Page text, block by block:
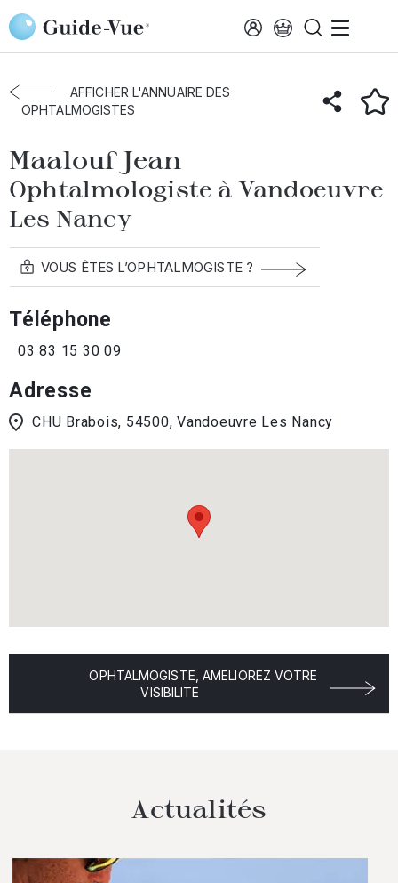
Aller au contenu principal
Accueil Annuaire des ophtalmologistes
Vandoeuvre-Nancy
Maalouf Jean
AFFICHER L'ANNUAIRE DES
OPHTALMOGISTES
Maalouf Jean
Ophtalmologiste à Vandoeuvre
Les Nancy
VOUS ÊTES L’OPHTALMOGISTE ?
Téléphone
03 83 15 30 09
Adresse
CHU Brabois, 54500, Vandoeuvre Les Nancy
OPHTALMOGISTE, AMELIOREZ VOTRE
VISIBILITE
Actualités